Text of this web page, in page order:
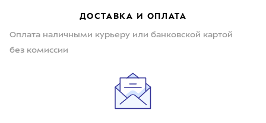
ДОСТАВКА И ОПЛАТА
Оплата наличными курьеру или банковской картой
без комиссии